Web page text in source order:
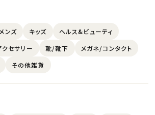
メンズ キッズ
ヘルス&ビューティ
クセサリー 靴/靴下
メガネ/コンタクト
その他雑貨